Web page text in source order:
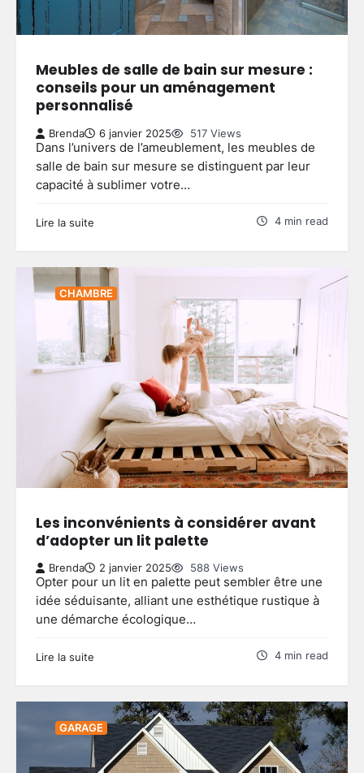
Meubles de salle de bain sur mesure :
conseils pour un aménagement
personnalisé
Brenda 6 janvier 2025 517 Views
Dans l’univers de l’ameublement, les meubles de
salle de bain sur mesure se distinguent par leur
capacité à sublimer votre…
Lire la suite 4 min read
CHAMBRE
Les inconvénients à considérer avant
d’adopter un lit palette
Brenda 2 janvier 2025 588 Views
Opter pour un lit en palette peut sembler être une
idée séduisante, alliant une esthétique rustique à
une démarche écologique…
Lire la suite 4 min read
GARAGE